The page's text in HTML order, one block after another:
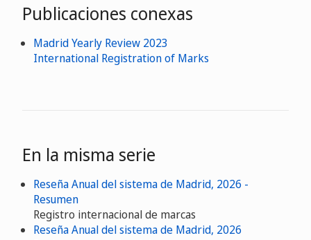
Publicaciones conexas
Madrid Yearly Review 2023
International Registration of Marks
En la misma serie
Reseña Anual del sistema de Madrid, 2026 -
Resumen
Registro internacional de marcas
Reseña Anual del sistema de Madrid, 2026